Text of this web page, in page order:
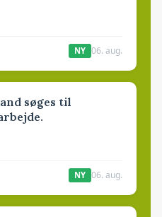
NY 06. aug.
søges til
NY 06. aug.